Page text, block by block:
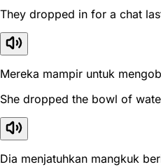
They dropped in for a chat
Mereka mampir untuk
She dropped the bowl of
Dia menjatuhkan mangkuk